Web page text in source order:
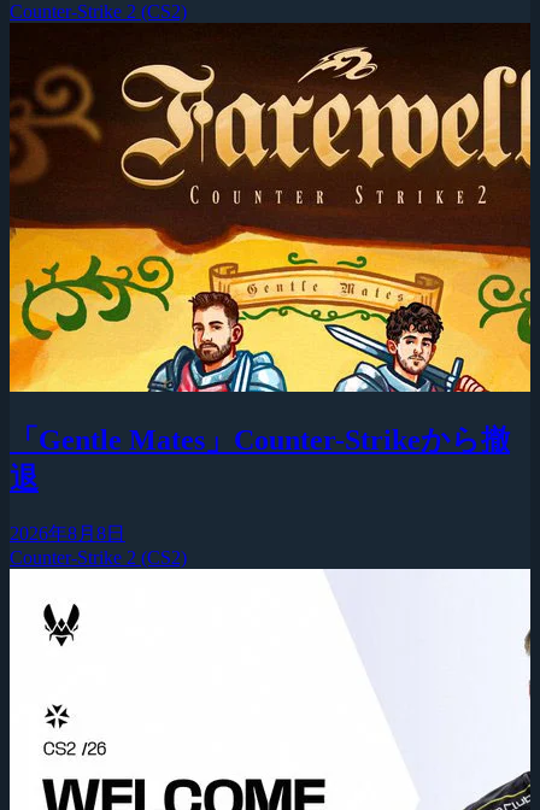
Counter-Strike 2 (CS2)
「Gentle Mates」Counter-Strikeから撤
退
2026年8月8日
Counter-Strike 2 (CS2)